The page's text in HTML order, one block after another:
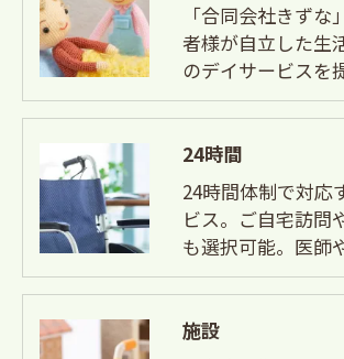
「合同会社きず
者様が自立した生
のデイサービスを
24時間
24時間体制で対応
ビス。ご自宅訪問
も選択可能。医師
施設